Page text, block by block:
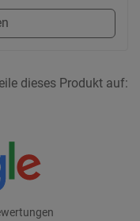
dieses Produkt auf: